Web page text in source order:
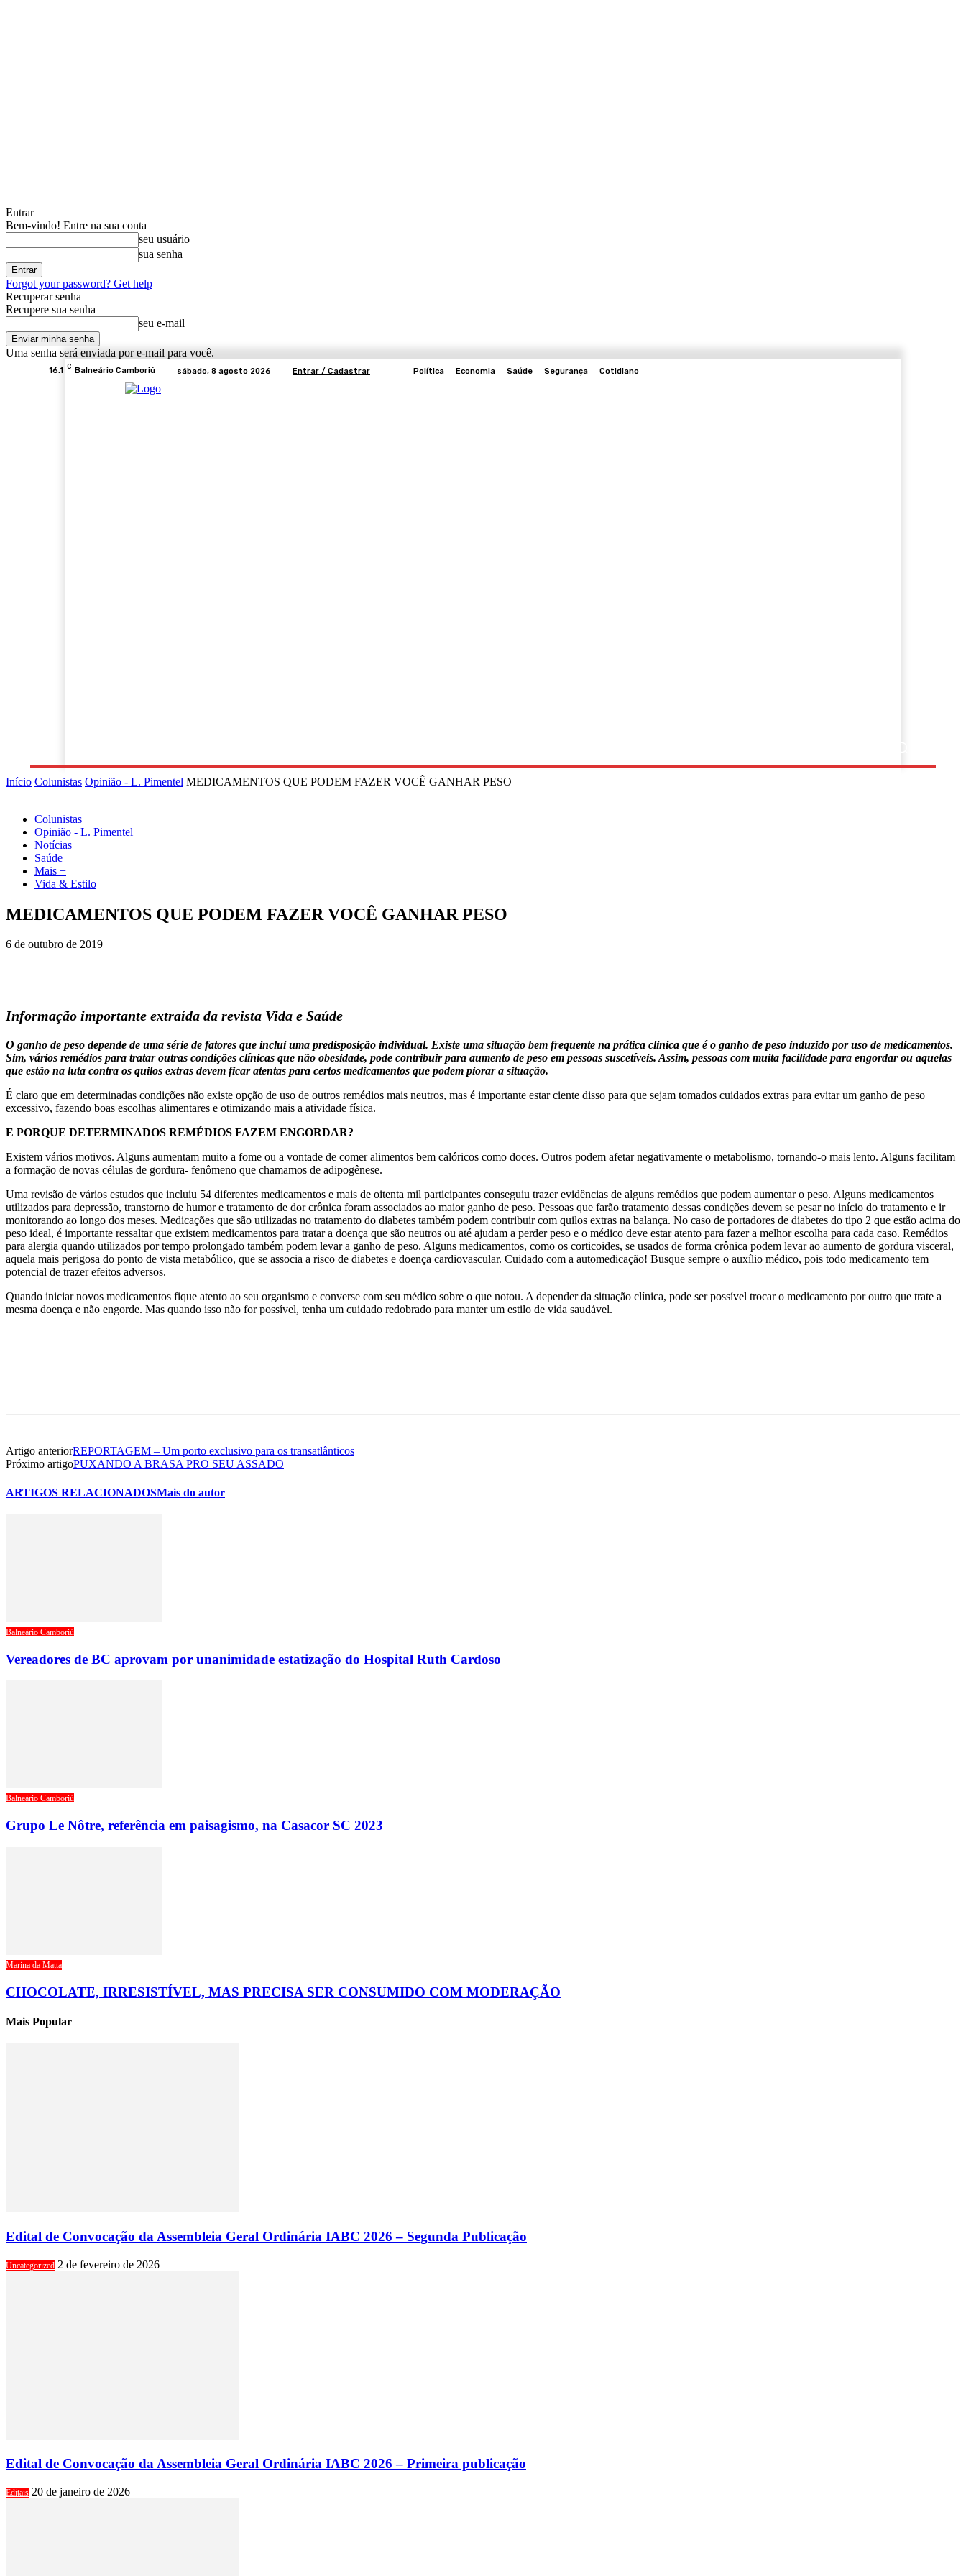
Entrar
Bem-vindo! Entre na sua conta
seu usuário
sua senha
Forgot your password? Get help
Recuperar senha
Recupere sua senha
seu e-mail
Uma senha será enviada por e-mail para você.
16.1 C Balneário Camboriú sábado, 8 agosto 2026 Entrar / Cadastrar Política Economia Saúde Segurança Cotidiano
Início Colunistas Opinião - L. Pimentel MEDICAMENTOS QUE PODEM FAZER VOCÊ GANHAR PESO
Colunistas
Opinião - L. Pimentel
Notícias
Saúde
Mais +
Vida & Estilo
MEDICAMENTOS QUE PODEM FAZER VOCÊ GANHAR PESO
6 de outubro de 2019
Informação importante extraída da revista Vida e Saúde
O ganho de peso depende de uma série de fatores que inclui uma predisposição individual. Existe uma situação bem frequente na prática clinica que é o ganho de peso induzido por uso de medicamentos.
Sim, vários remédios para tratar outras condições clínicas que não obesidade, pode contribuir para aumento de peso em pessoas suscetíveis. Assim, pessoas com muita facilidade para engordar ou aquelas
que estão na luta contra os quilos extras devem ficar atentas para certos medicamentos que podem piorar a situação.
É claro que em determinadas condições não existe opção de uso de outros remédios mais neutros, mas é importante estar ciente disso para que sejam tomados cuidados extras para evitar um ganho de peso
excessivo, fazendo boas escolhas alimentares e otimizando mais a atividade física.
E PORQUE DETERMINADOS REMÉDIOS FAZEM ENGORDAR?
Existem vários motivos. Alguns aumentam muito a fome ou a vontade de comer alimentos bem calóricos como doces. Outros podem afetar negativamente o metabolismo, tornando-o mais lento. Alguns facilitam
a formação de novas células de gordura- fenômeno que chamamos de adipogênese.
Uma revisão de vários estudos que incluiu 54 diferentes medicamentos e mais de oitenta mil participantes conseguiu trazer evidências de alguns remédios que podem aumentar o peso. Alguns medicamentos
utilizados para depressão, transtorno de humor e tratamento de dor crônica foram associados ao maior ganho de peso. Pessoas que farão tratamento dessas condições devem se pesar no início do tratamento e ir
monitorando ao longo dos meses. Medicações que são utilizadas no tratamento do diabetes também podem contribuir com quilos extras na balança. No caso de portadores de diabetes do tipo 2 que estão acima do
peso ideal, é importante ressaltar que existem medicamentos para tratar a doença que são neutros ou até ajudam a perder peso e o médico deve estar atento para fazer a melhor escolha para cada caso. Remédios
para alergia quando utilizados por tempo prolongado também podem levar a ganho de peso. Alguns medicamentos, como os corticoides, se usados de forma crônica podem levar ao aumento de gordura visceral,
aquela mais perigosa do ponto de vista metabólico, que se associa a risco de diabetes e doença cardiovascular. Cuidado com a automedicação! Busque sempre o auxílio médico, pois todo medicamento tem
potencial de trazer efeitos adversos.
Quando iniciar novos medicamentos fique atento ao seu organismo e converse com seu médico sobre o que notou. A depender da situação clínica, pode ser possível trocar o medicamento por outro que trate a
mesma doença e não engorde. Mas quando isso não for possível, tenha um cuidado redobrado para manter um estilo de vida saudável.
Artigo anteriorREPORTAGEM – Um porto exclusivo para os transatlânticos
Próximo artigoPUXANDO A BRASA PRO SEU ASSADO
ARTIGOS RELACIONADOSMais do autor
Balneário Camboriú
Vereadores de BC aprovam por unanimidade estatização do Hospital Ruth Cardoso
Balneário Camboriú
Grupo Le Nôtre, referência em paisagismo, na Casacor SC 2023
Marina da Matta
CHOCOLATE, IRRESISTÍVEL, MAS PRECISA SER CONSUMIDO COM MODERAÇÃO
Mais Popular
Edital de Convocação da Assembleia Geral Ordinária IABC 2026 – Segunda Publicação
Uncategorized 2 de fevereiro de 2026
Edital de Convocação da Assembleia Geral Ordinária IABC 2026 – Primeira publicação
Editais 20 de janeiro de 2026